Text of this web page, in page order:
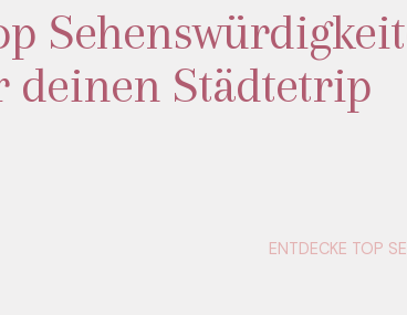
deinen Städtetrip
ENTDECKE TOP